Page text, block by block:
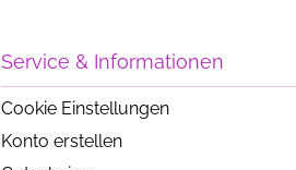
Service & Informationen
Cookie Einstellungen
Konto erstellen